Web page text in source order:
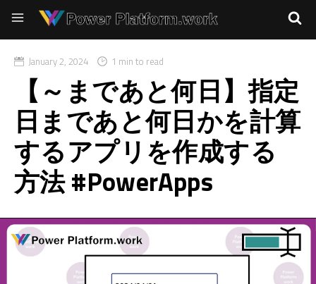
January 2, 2024 1 min to read
【～まであと何日】指定
日まであと何日かを計算
するアプリを作成する
方法 #PowerApps